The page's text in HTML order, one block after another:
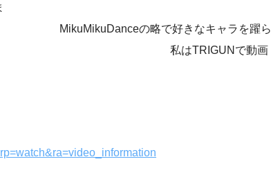
略で好きなキャラを躍ら
はTRIGUNで動画